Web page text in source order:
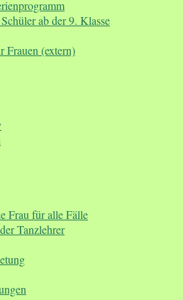
ab der 9. Klasse
Frauen (extern)
Frau für alle Fälle
Tanzlehrer